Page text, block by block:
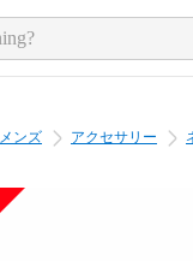
メンズ アクセサリー